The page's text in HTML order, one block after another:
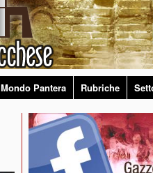
Mondo Pantera Rubriche